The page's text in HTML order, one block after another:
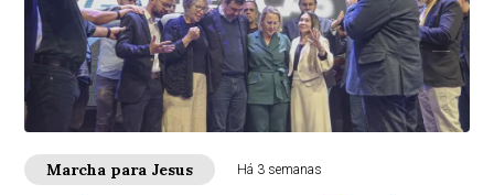
Marcha para Jesus Há 3 semanas